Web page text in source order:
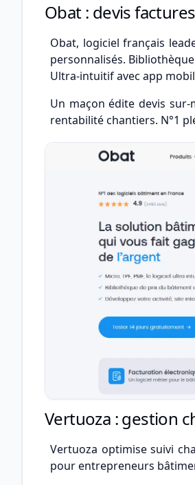
Obat : devis
Obat, logiciel français
personnalisés.
Ultra-intuitif avec app
Un maçon édite devis
rentabilité chantiers. N°1
Vertuoza : gestion
Vertuoza optimise suivi
pour entrepreneurs